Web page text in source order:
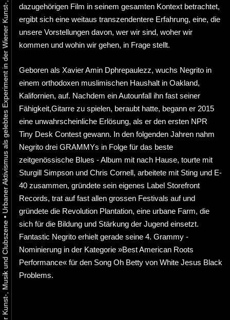
•
Urbaner Aktivismus als gelebtes Experiment in der Wiener Kunst-, Musik und Clubszene
dazugehörigen Film in seinem gesamten Kontext betrachtet,
ergibt sich eine weitaus transzendentere Erfahrung, eine, die
unsere Vorstellungen davon, wer wir sind, woher wir
kommen und wohin wir gehen, in Frage stellt.
Geboren als Xavier Amin Dphrepaulezz, wuchs Negrito in
einem orthodoxen muslimischen Haushalt in Oakland,
Kalifornien, auf. Nachdem ein Autounfall ihn fast seiner
Fähigkeit,Gitarre zu spielen, beraubt hatte, begann er 2015
eine unwahrscheinliche Erlösung, als er den ersten NPR
Tiny Desk Contest gewann. In den folgenden Jahren nahm
Negrito drei GRAMMYs in Folge für das beste
zeitgenössische Blues - Album mit nach Hause, tourte mit
Sturgill Simpson und Chris Cornell, arbeitete mit Sting und E-
40 zusammen, gründete sein eigenes Label Storefront
Records, trat auf fast allen grossen Festivals auf und
gründete die Revolution Plantation, eine urbane Farm, die
sich für die Bildung und Stärkung der Jugend einsetzt.
Fantastic Negrito erhielt gerade seine 4. Grammy -
Nominierung in der Kategorie »Best American Roots
Performance« für den Song Oh Betty von White Jesus Black
Problems.